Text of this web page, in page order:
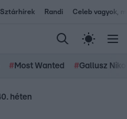
Sztárhírek Randi Celeb vagyok,
# Most Wanted #Gallusz
héten